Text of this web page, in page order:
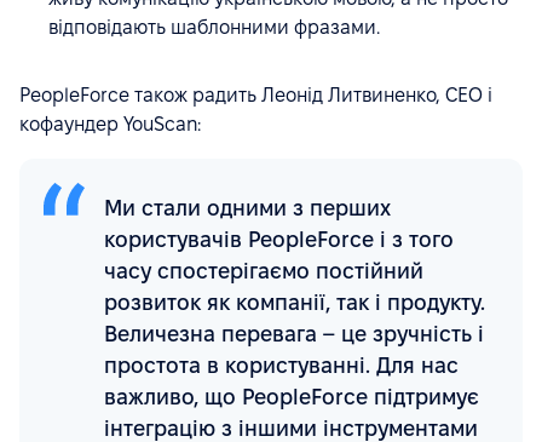
відповідають шаблонними фразами.
PeopleForce також радить Леонід Литвиненко, СЕО і
кофаундер YouScan:
Ми стали одними з перших
користувачів PeopleForce і з того
часу спостерігаємо постійний
розвиток як компанії, так і продукту.
Величезна перевага – це зручність і
простота в користуванні. Для нас
важливо, що PeopleForce підтримує
інтеграцію з іншими інструментами